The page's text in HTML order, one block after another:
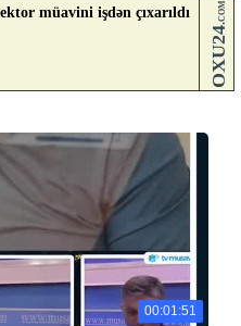
00:01:51